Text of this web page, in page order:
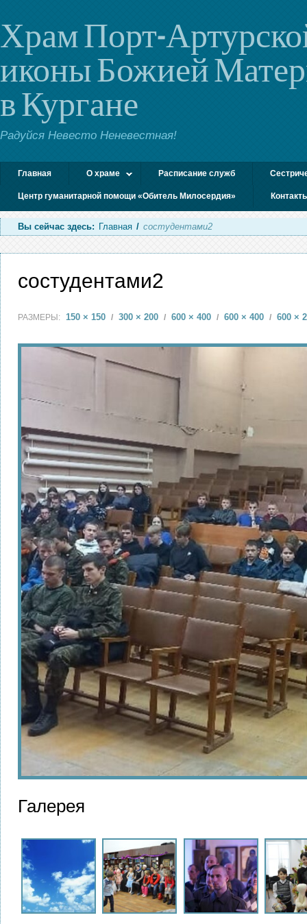
Храм Порт-
иконы Божией
в Кургане
Радуйся Невесто Неневестная!
Главная О храме Расписание служб
Центр гуманитарной помощи «Обитель Милосердия»
Вы сейчас здесь: Главная / состудентами2
состудентами2
РАЗМЕРЫ: 150 × 150 / 300 × 200 / 600 × 400 / 600 × 400 / 600 ×
Галерея